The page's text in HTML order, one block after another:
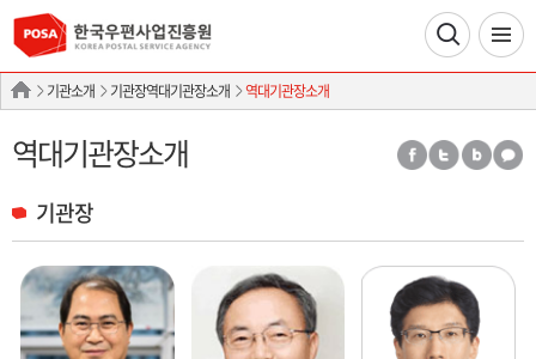
기관소개 기관장역대기관장소개 역대기관장소개
역대기관장소개
기관장